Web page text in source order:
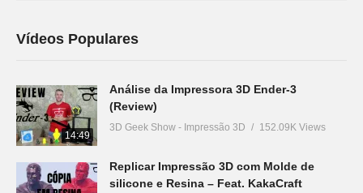
Vídeos Populares
14:49
Análise da Impressora 3D Ender-3
(Review)
3D Geek Show - Impressão 3D 152.09K Views
Replicar Impressão 3D com Molde de
silicone e Resina – Feat. KakaCraft